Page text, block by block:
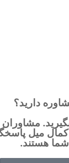
دارید؟
میل
هستند.